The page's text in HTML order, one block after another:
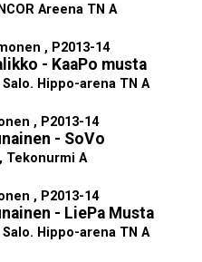
Areena TN A
, P2013-14
- KaaPo musta
Salo. Hippo-arena TN A
, P2013-14
- SoVo
Tekonurmi A
, P2013-14
- LiePa Musta
Salo. Hippo-arena TN A